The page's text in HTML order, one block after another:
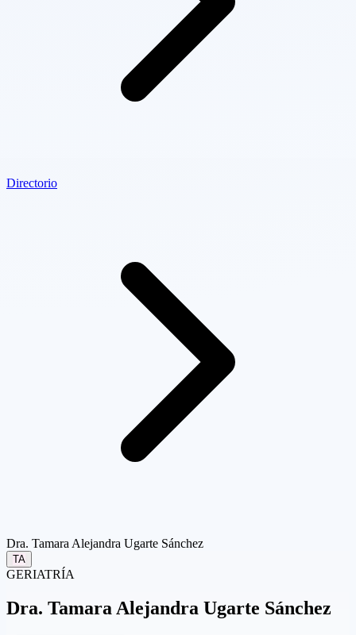
Directorio
Dra. Tamara Alejandra Ugarte Sánchez
TA
GERIATRÍA
Dra. Tamara Alejandra Ugarte Sánchez